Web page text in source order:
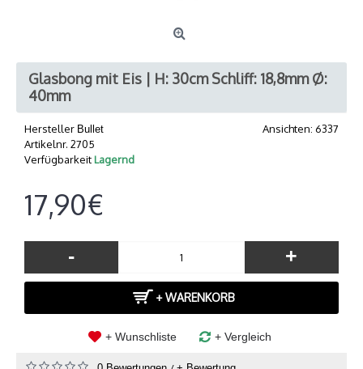
Glasbong mit Eis | H: 30cm Schliff: 18,8mm Ø:
40mm
Ansichten: 6337
Hersteller Bullet
Artikelnr. 2705
VerfügbarkeitLagernd
17,90€
- +
+ WARENKORB
+ Wunschliste + Vergleich